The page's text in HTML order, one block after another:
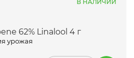
В НАЛИЧИИ
62% Linalool 4 г
урожая